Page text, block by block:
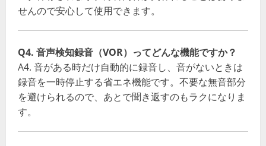
せんので安心して使用できます。
Q4. 音声検知録音（VOR）ってどんな機能ですか？
A4. 音がある時だけ自動的に録音し、音がないときは
録音を一時停止する省エネ機能です。不要な無音部分
を避けられるので、あとで聞き返すのもラクになりま
す。